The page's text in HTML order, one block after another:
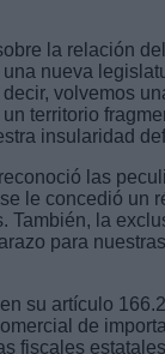
la relación
nueva
volvemos
territorio
insularidad
las
le concedió un
También, la
para
su artículo
de
fiscales